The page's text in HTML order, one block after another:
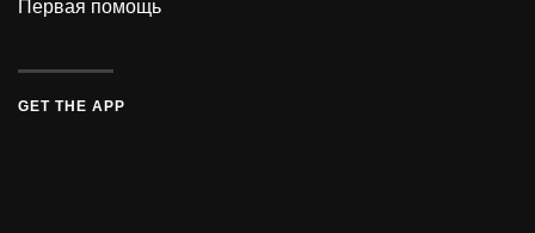
Первая помощь
GET THE APP